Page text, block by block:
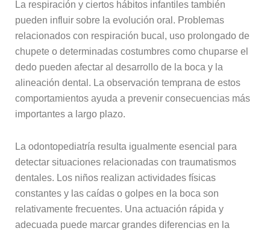
La respiración y ciertos hábitos infantiles también
pueden influir sobre la evolución oral. Problemas
relacionados con respiración bucal, uso prolongado de
chupete o determinadas costumbres como chuparse el
dedo pueden afectar al desarrollo de la boca y la
alineación dental. La observación temprana de estos
comportamientos ayuda a prevenir consecuencias más
importantes a largo plazo.
La odontopediatría resulta igualmente esencial para
detectar situaciones relacionadas con traumatismos
dentales. Los niños realizan actividades físicas
constantes y las caídas o golpes en la boca son
relativamente frecuentes. Una actuación rápida y
adecuada puede marcar grandes diferencias en la